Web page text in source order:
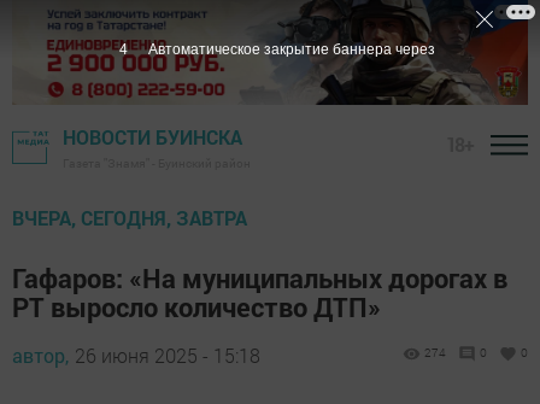
НОВОСТИ БУИНСКА
ВЧЕРА, СЕГОДНЯ, ЗАВТРА
Гафаров: «На муниципальных дорогах в
РТ выросло количество ДТП»
автор, 26 июня 2025 - 15:18 274 0 0
3 Автоматическое закрытие баннера через